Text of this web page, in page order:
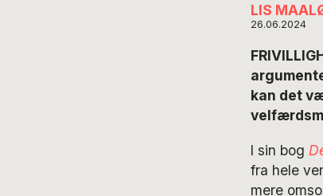
LIS
26.06.2024
kan det
I sin bog
fra hele
mere